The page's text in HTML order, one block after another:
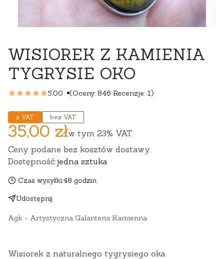
WISIOREK Z KAMIENIA
TYGRYSIE OKO
5.00 (Oceny: 846 Recenzje: 1)
z VAT bez VAT
Cena
35,00 złw tym 23% VAT
Ceny podane bez kosztów dostawy.
Dostępność:jedna sztuka
Czas wysyłki:48 godzin
Udostępnij
Agk - Artystyczna Galanteria Kamienna
Wisiorek z naturalnego tygrysiego oka